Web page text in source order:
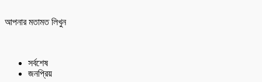
আপনার মতামত লিখুন
সর্বশেষ
জনপ্রিয়